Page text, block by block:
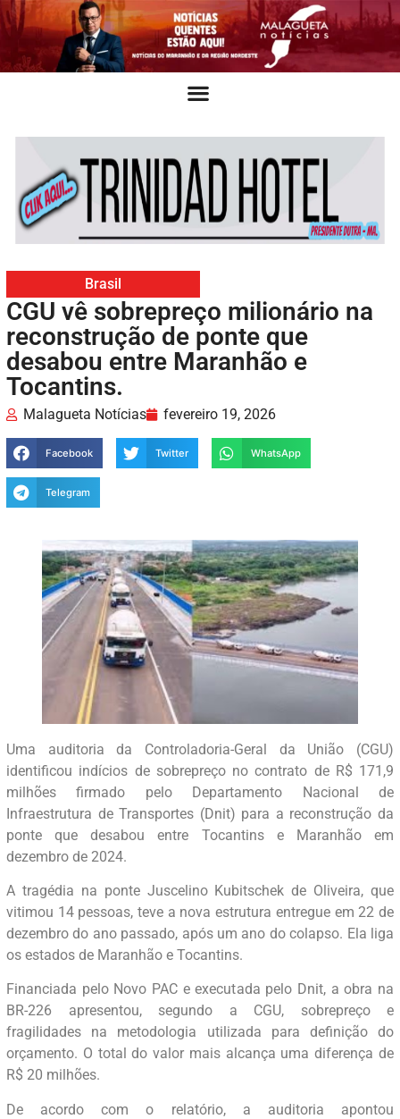
Brasil
CGU vê sobrepreço milionário na
reconstrução de ponte que
desabou entre Maranhão e
Tocantins.
Malagueta Notícias fevereiro 19, 2026
Facebook Twitter WhatsApp
Telegram
Uma auditoria da Controladoria-Geral da União (CGU)
identificou indícios de sobrepreço no contrato de R$ 171,9
milhões firmado pelo Departamento Nacional de
Infraestrutura de Transportes (Dnit) para a reconstrução da
ponte que desabou entre Tocantins e Maranhão em
dezembro de 2024.
A tragédia na ponte Juscelino Kubitschek de Oliveira, que
vitimou 14 pessoas, teve a nova estrutura entregue em 22 de
dezembro do ano passado, após um ano do colapso. Ela liga
os estados de Maranhão e Tocantins.
Financiada pelo Novo PAC e executada pelo Dnit, a obra na
BR-226 apresentou, segundo a CGU, sobrepreço e
fragilidades na metodologia utilizada para definição do
orçamento. O total do valor mais alcança uma diferença de
R$ 20 milhões.
De acordo com o relatório, a auditoria apontou